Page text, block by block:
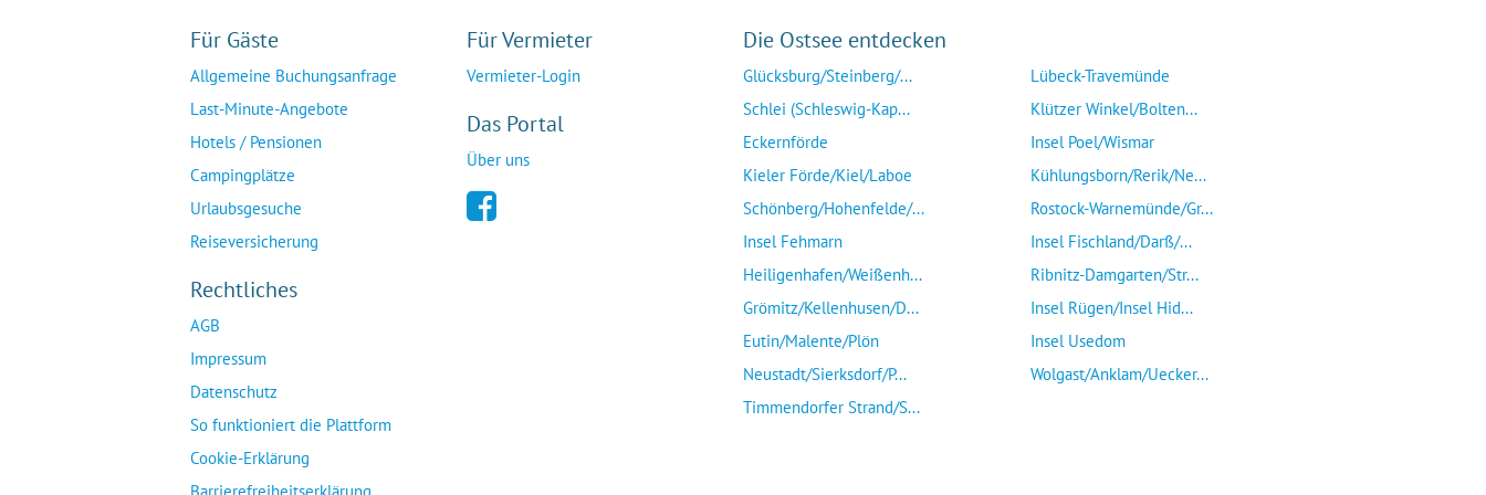
Für Gäste
Allgemeine Buchungsanfrage
Last-Minute-Angebote
Hotels / Pensionen
Campingplätze
Urlaubsgesuche
Reiseversicherung
Rechtliches
AGB
Impressum
Datenschutz
So funktioniert die Plattform
Cookie-Erklärung
Für Vermieter
Vermieter-Login
Das Portal
Über uns
Die Ostsee entdecken
Glücksburg/Steinberg/...
Schlei (Schleswig-Kap...
Eckernförde
Kieler Förde/Kiel/Laboe
Schönberg/Hohenfelde/...
Insel Fehmarn
Heiligenhafen/Weißenh...
Grömitz/Kellenhusen/D...
Eutin/Malente/Plön
Neustadt/Sierksdorf/P...
Timmendorfer Strand/S...
Lübeck-Travemünde
Klützer Winkel/Bolten...
Insel Poel/Wismar
Kühlungsborn/Rerik/Ne...
Rostock-Warnemünde/Gr...
Insel Fischland/Darß/...
Ribnitz-Damgarten/Str...
Insel Rügen/Insel Hid...
Insel Usedom
Wolgast/Anklam/Uecker...